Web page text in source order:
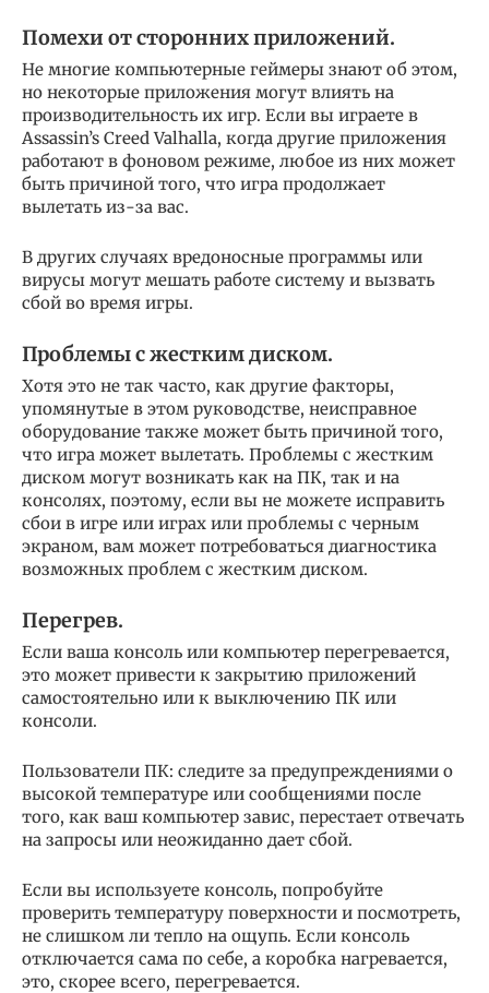
Помехи от сторонних приложений.
Не многие компьютерные геймеры знают об этом,
но некоторые приложения могут влиять на
производительность их игр. Если вы играете в
Assassin’s Creed Valhalla, когда другие приложения
работают в фоновом режиме, любое из них может
быть причиной того, что игра продолжает
вылетать из-за вас.
В других случаях вредоносные программы или
вирусы могут мешать работе систему и вызвать
сбой во время игры.
Проблемы с жестким диском.
Хотя это не так часто, как другие факторы,
упомянутые в этом руководстве, неисправное
оборудование также может быть причиной того,
что игра может вылетать. Проблемы с жестким
диском могут возникать как на ПК, так и на
консолях, поэтому, если вы не можете исправить
сбои в игре или играх или проблемы с черным
экраном, вам может потребоваться диагностика
возможных проблем с жестким диском.
Перегрев.
Если ваша консоль или компьютер перегревается,
это может привести к закрытию приложений
самостоятельно или к выключению ПК или
консоли.
Пользователи ПК: следите за предупреждениями о
высокой температуре или сообщениями после
того, как ваш компьютер завис, перестает отвечать
на запросы или неожиданно дает сбой.
Если вы используете консоль, попробуйте
проверить температуру поверхности и посмотреть,
не слишком ли тепло на ощупь. Если консоль
отключается сама по себе, а коробка нагревается,
это, скорее всего, перегревается.